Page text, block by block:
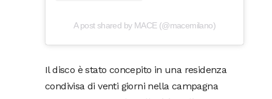
A post shared by MACE (@macemilano)
Il disco è stato concepito in una residenza
condivisa di venti giorni nella campagna